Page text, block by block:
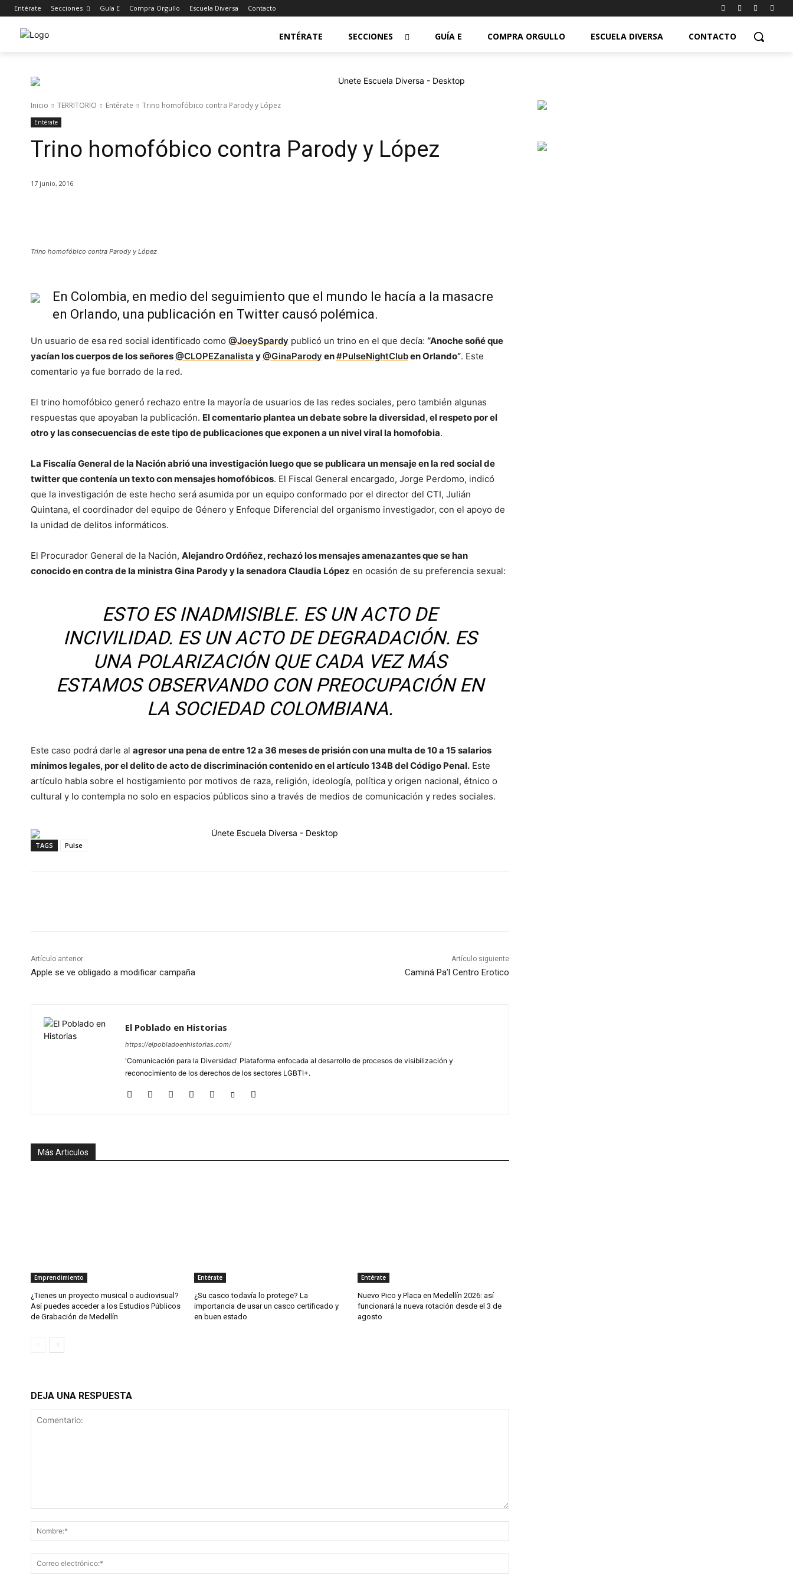
Entérate Secciones Guía E Compra Orgullo Escuela Diversa Contacto
ENTÉRATE SECCIONES GUÍA E COMPRA ORGULLO ESCUELA DIVERSA CONTACTO
Inicio TERRITORIO Entérate Trino homofóbico contra Parody y López
Entérate
Trino homofóbico contra Parody y López
17 junio, 2016
Trino homofóbico contra Parody y López
En Colombia, en medio del seguimiento que el mundo le hacía a la masacre
en Orlando, una publicación en Twitter causó polémica.
Un usuario de esa red social identificado como @JoeySpardy publicó un trino en el que decía: “Anoche soñé que
yacían los cuerpos de los señores@CLOPEZanalista y@GinaParody en#PulseNightCluben Orlando”. Este
comentario ya fue borrado de la red.
El trino homofóbico generó rechazo entre la mayoría de usuarios de las redes sociales, pero también algunas
respuestas que apoyaban la publicación. El comentario plantea un debate sobre la diversidad, el respeto por el
otro y las consecuencias de este tipo de publicaciones que exponen a un nivel viral la homofobia.
La Fiscalía General de la Nación abrió una investigación luego que se publicara un mensaje en la red social de
twitter que contenía un texto con mensajes homofóbicos. El Fiscal General encargado, Jorge Perdomo, indicó
que la investigación de este hecho será asumida por un equipo conformado por el director del CTI, Julián
Quintana, el coordinador del equipo de Género y Enfoque Diferencial del organismo investigador, con el apoyo de
la unidad de delitos informáticos.
El Procurador General de la Nación, Alejandro Ordóñez, rechazó los mensajes amenazantes que se han
conocido en contra de la ministra Gina Parody y la senadora Claudia López en ocasión de su preferencia sexual:
ESTO ES INADMISIBLE. ES UN ACTO DE
INCIVILIDAD. ES UN ACTO DE DEGRADACIÓN. ES
UNA POLARIZACIÓN QUE CADA VEZ MÁS
ESTAMOS OBSERVANDO CON PREOCUPACIÓN EN
LA SOCIEDAD COLOMBIANA.
Este caso podrá darle al agresor una pena de entre 12 a 36 meses de prisión con una multa de 10 a 15 salarios
mínimos legales, por el delito de acto de discriminación contenido en el artículo 134B del Código Penal. Este
artículo habla sobre el hostigamiento por motivos de raza, religión, ideología, política y origen nacional, étnico o
cultural y lo contempla no solo en espacios públicos sino a través de medios de comunicación y redes sociales.
TAGS Pulse
Artículo anterior
Apple se ve obligado a modificar campaña
Artículo siguiente
Caminá Pa’l Centro Erotico
El Poblado en Historias
https://elpobladoenhistorias.com/
'Comunicación para la Diversidad' Plataforma enfocada al desarrollo de procesos de visibilización y
reconocimiento de los derechos de los sectores LGBTI+.
Más Articulos
Emprendimiento
¿Tienes un proyecto musical o audiovisual?
Así puedes acceder a los Estudios Públicos
de Grabación de Medellín
Entérate
¿Su casco todavía lo protege? La
importancia de usar un casco certificado y
en buen estado
Entérate
Nuevo Pico y Placa en Medellín 2026: así
funcionará la nueva rotación desde el 3 de
agosto
DEJA UNA RESPUESTA
electrónico:*